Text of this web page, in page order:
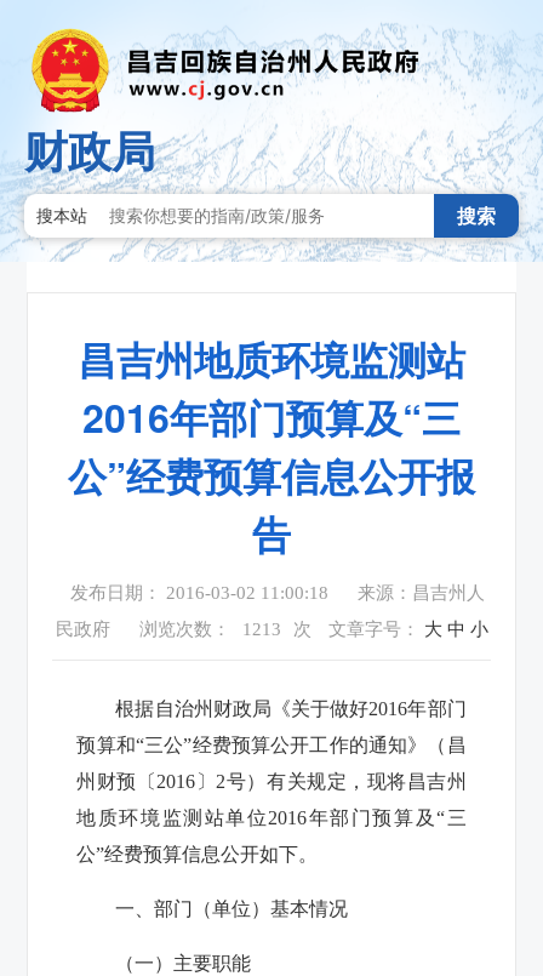
财政局
搜本站 搜索
昌吉州地质环境监测站
2016年部门预算及“三
公”经费预算信息公开报
告
发布日期： 2016-03-02 11:00:18
来源：昌吉州人
民政府
浏览次数： 1213 次 文章字号： 大 中 小
根据自治州财政局《关于做好2016年部门
预算和“三公”经费预算公开工作的通知》（昌
州财预〔2016〕2号）有关规定，现将昌吉州
地质环境监测站单位2016年部门预算及“三
公”经费预算信息公开如下。
一、部门（单位）基本情况
（一）主要职能